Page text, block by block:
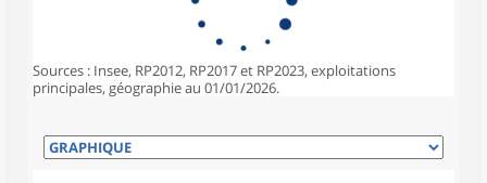
Sources : Insee, RP2012, RP2017 et RP2023, exploitations
principales, géographie au 01/01/2026.